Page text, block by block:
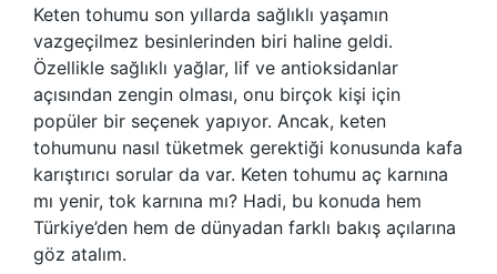
Keten tohumu son yıllarda sağlıklı yaşamın
vazgeçilmez besinlerinden biri haline geldi.
Özellikle sağlıklı yağlar, lif ve antioksidanlar
açısından zengin olması, onu birçok kişi için
popüler bir seçenek yapıyor. Ancak, keten
tohumunu nasıl tüketmek gerektiği konusunda kafa
karıştırıcı sorular da var. Keten tohumu aç karnına
mı yenir, tok karnına mı? Hadi, bu konuda hem
Türkiye’den hem de dünyadan farklı bakış açılarına
göz atalım.